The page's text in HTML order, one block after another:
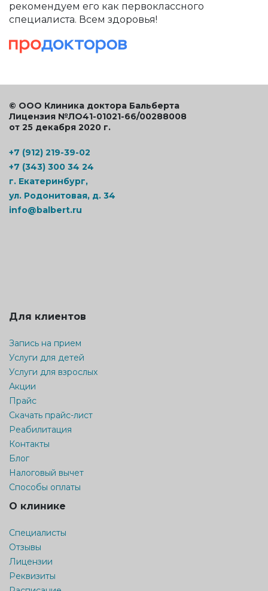
рекомендуем его как первоклассного
специалиста. Всем здоровья!
© ООО Клиника доктора Бальберта
Лицензия №ЛО41-01021-66/00288008
от 25 декабря 2020 г.
+7 (912) 219-39-02
+7 (343) 300 34 24
г. Екатеринбург,
ул. Родонитовая, д. 34
info@balbert.ru
Для клиентов
Запись на прием
Услуги для детей
Услуги для взрослых
Акции
Прайс
Скачать прайс-лист
Реабилитация
Контакты
Блог
Налоговый вычет
Способы оплаты
О клинике
Специалисты
Отзывы
Лицензии
Реквизиты